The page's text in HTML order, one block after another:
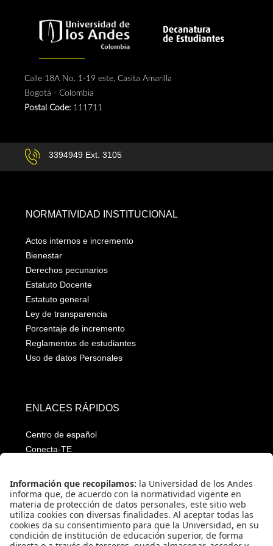
Calle 18A No. 1-19 este, Casita Amarilla
Bogotá - Colombia
Postal Code: 111711
3394949 Ext. 3105
NORMATIVIDAD INSTITUCIONAL
Actos internos e incremento
Bienestar
Derechos pecunarios
Estatuto Docente
Estatuto general
Ley de transparencia
Porcentaje de incremento
Reglamentos de estudiantes
Uso de datos Personales
ENLACES RÁPIDOS
Centro de español
Conecta-TE
Emergencias: Extensión 0000
Eventos destacados
Mapa del Sitio
Multimedia
Noticias